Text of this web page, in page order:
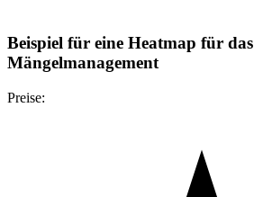
Beispiel für eine Heatmap für das
Mängelmanagement
Preise: